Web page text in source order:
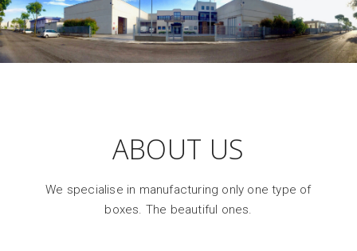
ABOUT US
We specialise in manufacturing only one type of
boxes. The beautiful ones.